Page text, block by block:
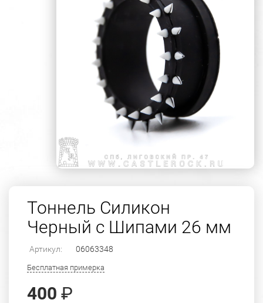
Тоннель Силикон
Черный с Шипами 26 мм
Артикул: 06063348
Бесплатная примерка
400 ₽